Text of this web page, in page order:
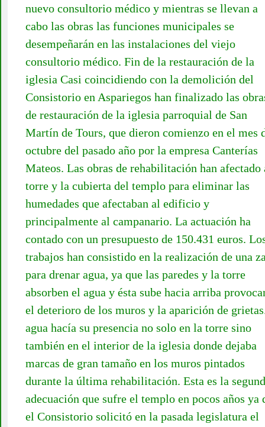
nuevo consultorio médico y mientras se llevan a
cabo las obras las funciones municipales se
desempeñarán en las instalaciones del viejo
consultorio médico. Fin de la restauración de la
iglesia Casi coincidiendo con la demolición del
Consistorio en Aspariegos han finalizado las
de restauración de la iglesia parroquial de San
Martín de Tours, que dieron comienzo en el mes
octubre del pasado año por la empresa Canterías
Mateos. Las obras de rehabilitación han afectado
torre y la cubierta del templo para eliminar las
humedades que afectaban al edificio y
principalmente al campanario. La actuación ha
contado con un presupuesto de 150.431 euros.
trabajos han consistido en la realización de una
para drenar agua, ya que las paredes y la torre
absorben el agua y ésta sube hacia arriba
el deterioro de los muros y la aparición de
agua hacía su presencia no solo en la torre sino
también en el interior de la iglesia donde dejaba
marcas de gran tamaño en los muros pintados
durante la última rehabilitación. Esta es la
adecuación que sufre el templo en pocos años ya
el Consistorio solicitó en la pasada legislatura el